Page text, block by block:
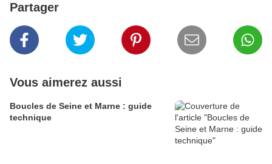
Partager
Vous aimerez aussi
Boucles de Seine et Marne : guide
technique